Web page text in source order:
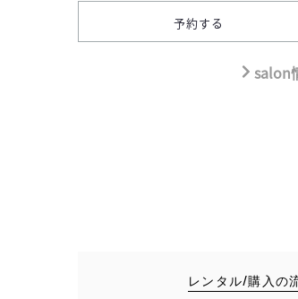
salon
レンタル/購入の